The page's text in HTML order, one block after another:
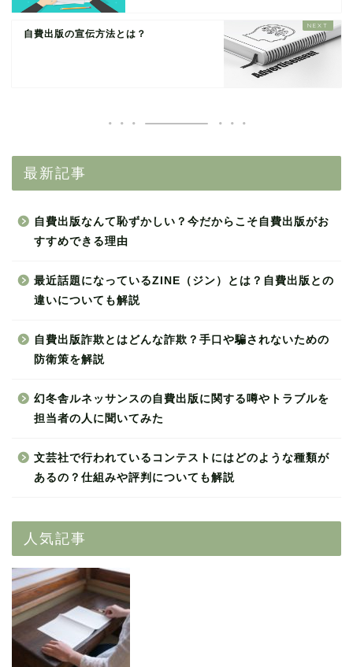
自費出版の宣伝方法とは？
最新記事
自費出版なんて恥ずかしい？今だからこそ自費出版がお
すすめできる理由
最近話題になっているZINE（ジン）とは？自費出版との
違いについても解説
自費出版詐欺とはどんな詐欺？手口や騙されないための
防衛策を解説
幻冬舎ルネッサンスの自費出版に関する噂やトラブルを
担当者の人に聞いてみた
文芸社で行われているコンテストにはどのような種類が
あるの？仕組みや評判についても解説
人気記事